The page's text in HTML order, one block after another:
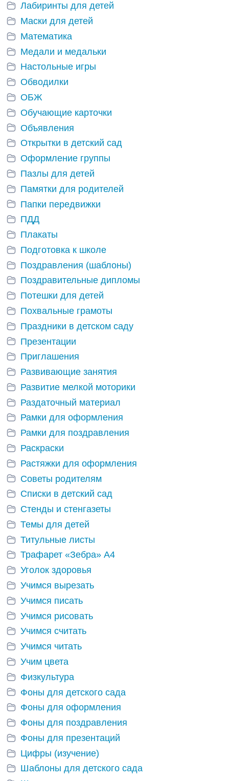
Лабиринты для детей
Маски для детей
Математика
Медали и медальки
Настольные игры
Обводилки
ОБЖ
Обучающие карточки
Объявления
Открытки в детский сад
Оформление группы
Пазлы для детей
Памятки для родителей
Папки передвижки
ПДД
Плакаты
Подготовка к школе
Поздравления (шаблоны)
Поздравительные дипломы
Потешки для детей
Похвальные грамоты
Праздники в детском саду
Презентации
Приглашения
Развивающие занятия
Развитие мелкой моторики
Раздаточный материал
Рамки для оформления
Рамки для поздравления
Раскраски
Растяжки для оформления
Советы родителям
Списки в детский сад
Стенды и стенгазеты
Темы для детей
Титульные листы
Трафарет «Зебра» А4
Уголок здоровья
Учимся вырезать
Учимся писать
Учимся рисовать
Учимся считать
Учимся читать
Учим цвета
Физкультура
Фоны для детского сада
Фоны для оформления
Фоны для поздравления
Фоны для презентаций
Цифры (изучение)
Шаблоны для детского сада